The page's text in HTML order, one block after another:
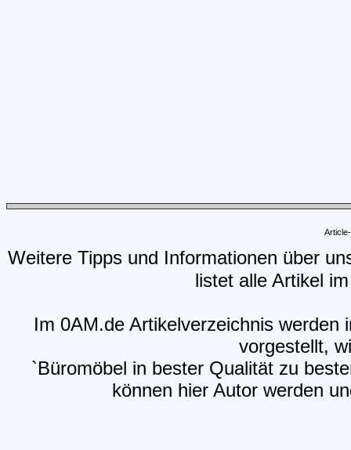
Weitere Tipps und Informationen über
listet alle Artikel
Im 0AM.de Artikelverzeichnis
vorgestellt,
`Büromöbel in bester Qualität zu
können hier Autor werden